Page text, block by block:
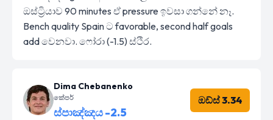
ඔස්ට්‍රියාව 90 minutes ඒ pressure ඉවසා ගන්නේ නෑ.
Bench quality Spain ට favorable, second half goals
add වෙනවා. ෆෝරා (-1.5) ස්ථිර.
Dima Chebanenko
කේපර්
ස්පාඤ්ඤය -2.5
ඔඩ්ස් 3.34